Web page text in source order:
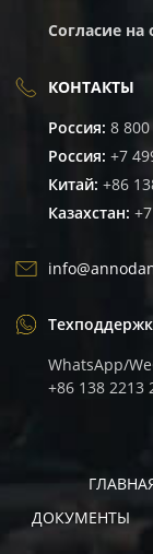
Согласие на
КОНТАКТЫ
Россия: 8
Россия: +7
Китай: +86
Казахстан:
WhatsApp/
+86 138 2213
ДОКУМЕНТЫ